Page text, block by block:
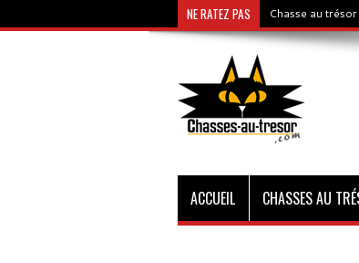
NE RATEZ PAS Chasse au
ACCUEIL CHASSES AU